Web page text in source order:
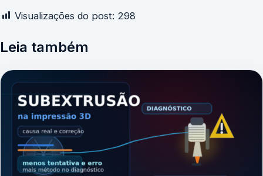
Visualizações do post: 298
Leia também